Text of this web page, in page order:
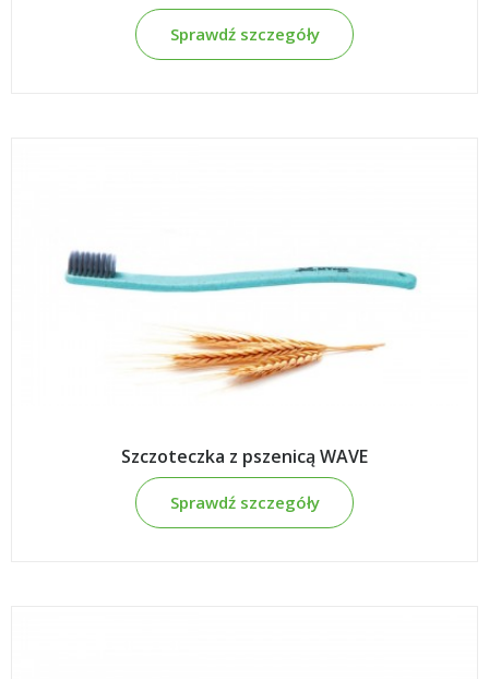
Sprawdź szczegóły
Szczoteczka z pszenicą WAVE
Sprawdź szczegóły